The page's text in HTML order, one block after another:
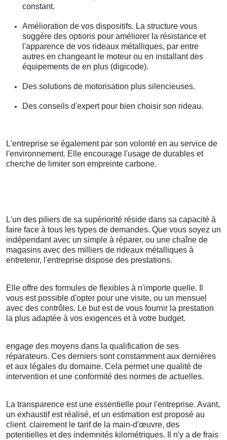
constant.
Amélioration de vos dispositifs. La structure vous
suggère des options pour améliorer la résistance et
l'apparence de vos rideaux métalliques, par entre
autres en changeant le moteur ou en installant des
équipements de en plus (digicode).
Des solutions de motorisation plus silencieuses.
Des conseils d'expert pour bien choisir son rideau.
L'entreprise se également par son volonté en au service de
l'environnement. Elle encourage l'usage de durables et
cherche de limiter son empreinte carbone.
L'un des piliers de sa supériorité réside dans sa capacité à
faire face à tous les types de demandes. Que vous soyez un
indépendant avec un simple à réparer, ou une chaîne de
magasins avec des milliers de rideaux métalliques à
entretenir, l'entreprise dispose des prestations.
Elle offre des formules de flexibles à n'importe quelle. Il
vous est possible d'opter pour une visite, ou un mensuel
avec des contrôles. Le but est de vous fournir la prestation
la plus adaptée à vos exigences et à votre budget.
engage des moyens dans la qualification de ses
réparateurs. Ces derniers sont constamment aux dernières
et aux légales du domaine. Cela permet une qualité de
intervention et une conformité des normes de actuelles.
La transparence est une essentielle pour l'entreprise. Avant,
un exhaustif est réalisé, et un estimation est proposé au
client. clairement le tarif de la main-d'œuvre, des
potentielles et des indemnités kilométriques. Il n'y a de frais